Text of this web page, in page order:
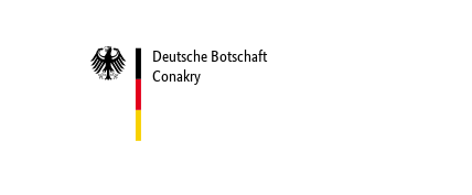
Deutsche Botschaft
Conakry